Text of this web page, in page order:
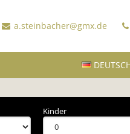
a.steinbacher@gmx.de
Kinder